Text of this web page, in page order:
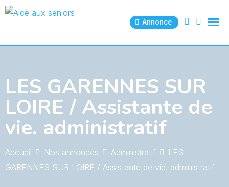
Skip
Annonce
LES GARENNES SUR
LOIRE / Assistante de
vie. administratif
Accueil Nos annonces Administratif
LES
GARENNES SUR LOIRE / Assistante de vie. administratif